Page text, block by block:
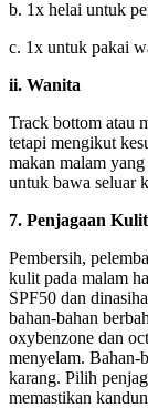
b. 1x helai untuk
c. 1x untuk pakai
ii. Wanita
Track bottom atau
tetapi mengikut
makan malam
untuk bawa seluar
7. Penjagaan
Pembersih,
kulit pada malam
SPF50 dan
bahan-bahan
oxybenzone dan
menyelam. Bahan-
karang. Pilih
memastikan